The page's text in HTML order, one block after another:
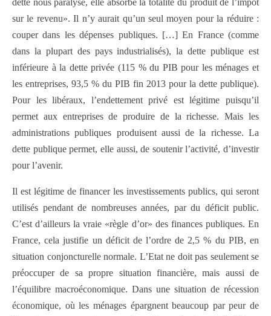
dette nous paralyse, elle absorbe la totalité du produit de l’impôt
sur le revenu». Il n’y aurait qu’un seul moyen pour la réduire :
couper dans les dépenses publiques. […] En France (comme
dans la plupart des pays industrialisés), la dette publique est
inférieure à la dette privée (115 % du PIB pour les ménages et
les entreprises, 93,5 % du PIB fin 2013 pour la dette publique).
Pour les libéraux, l’endettement privé est légitime puisqu’il
permet aux entreprises de produire de la richesse. Mais les
administrations publiques produisent aussi de la richesse. La
dette publique permet, elle aussi, de soutenir l’activité, d’investir
pour l’avenir.
Il est légitime de financer les investissements publics, qui seront
utilisés pendant de nombreuses années, par du déficit public.
C’est d’ailleurs la vraie «règle d’or» des finances publiques. En
France, cela justifie un déficit de l’ordre de 2,5 % du PIB, en
situation conjoncturelle normale. L’Etat ne doit pas seulement se
préoccuper de sa propre situation financière, mais aussi de
l’équilibre macroéconomique. Dans une situation de récession
économique, où les ménages épargnent beaucoup par peur de